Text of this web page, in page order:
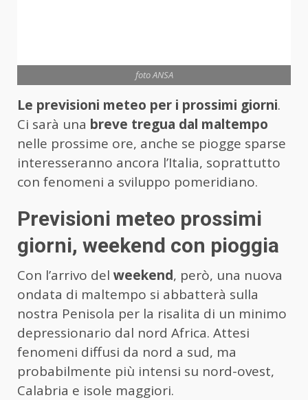
foto ANSA
Le previsioni meteo per i prossimi giorni.
Ci sarà una breve tregua dal maltempo
nelle prossime ore, anche se piogge sparse
interesseranno ancora l’Italia, soprattutto
con fenomeni a sviluppo pomeridiano.
Previsioni meteo prossimi
giorni, weekend con pioggia
Con l’arrivo del weekend, però, una nuova
ondata di maltempo si abbatterà sulla
nostra Penisola per la risalita di un minimo
depressionario dal nord Africa. Attesi
fenomeni diffusi da nord a sud, ma
probabilmente più intensi su nord-ovest,
Calabria e isole maggiori.